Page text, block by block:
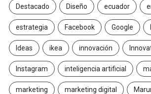
Destacado Diseño ecuador
estrategia Facebook Google
Ideas ikea innovación
Instagram inteligencia artificial
marketing marketing digital